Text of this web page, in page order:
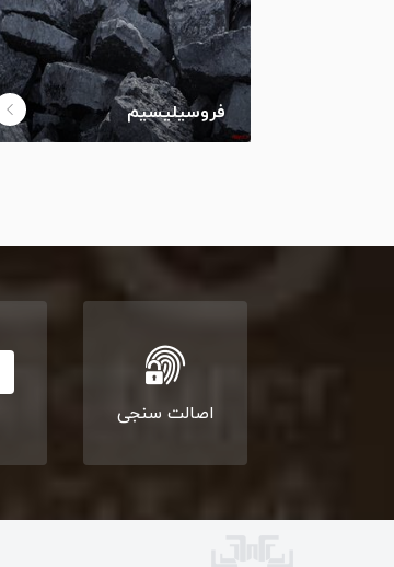
فروسیلیسیم
اصالت سنجی